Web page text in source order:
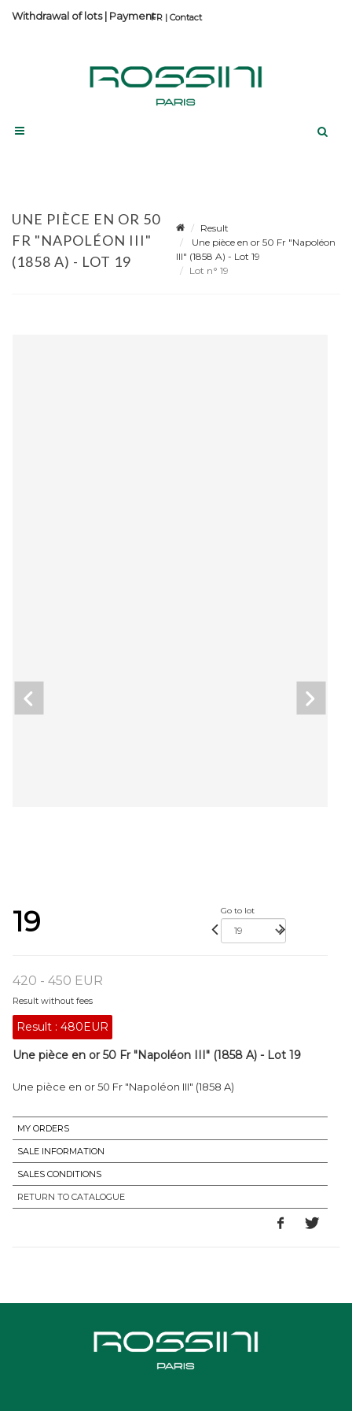
Contact
Withdrawal of lots| Payment
UNE PIÈCE EN OR 50
FR "NAPOLÉON III"
(1858 A) - LOT 19
Result
Une pièce en or 50 Fr "Napoléon
III" (1858 A) - Lot 19
Lot n° 19
19 Go to lot
420 - 450 EUR
Result without fees
Result : 480EUR
Une pièce en or 50 Fr "Napoléon III" (1858 A) - Lot 19
Une pièce en or 50 Fr "Napoléon III" (1858 A)
MY ORDERS
SALE INFORMATION
SALES CONDITIONS
RETURN TO CATALOGUE